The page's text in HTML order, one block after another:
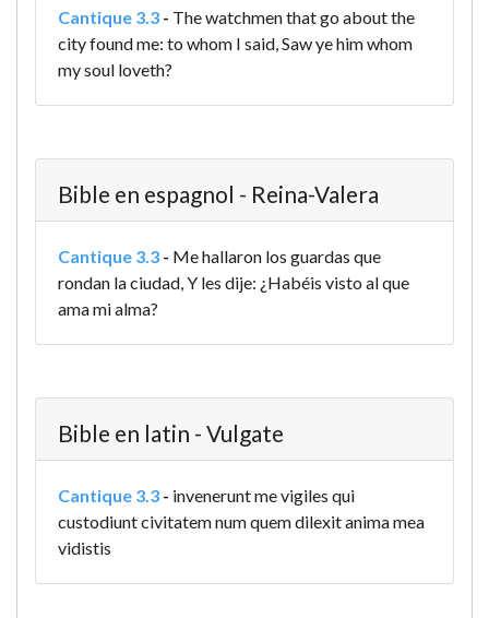
Cantique 3.3 - The watchmen that go about the
city found me: to whom I said, Saw ye him whom
my soul loveth?
Bible en espagnol - Reina-Valera
Cantique 3.3 - Me hallaron los guardas que
rondan la ciudad, Y les dije: ¿Habéis visto al que
ama mi alma?
Bible en latin - Vulgate
Cantique 3.3 - invenerunt me vigiles qui
custodiunt civitatem num quem dilexit anima mea
vidistis